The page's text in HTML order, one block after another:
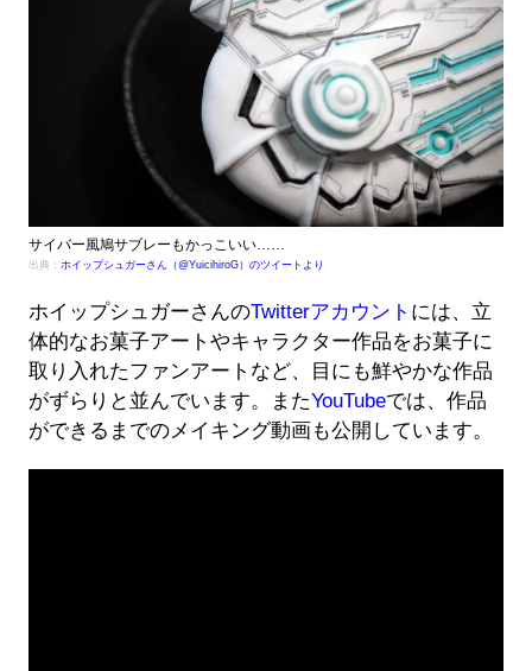
サイバー風鳩サブレーもかっこいい……
出典： ホイップシュガーさん（@YuicihiroG）のツイートより
ホイップシュガーさんのTwitterアカウント には、立
体的なお菓子アートやキャラクター作品をお菓子に
取り入れたファンアートなど、目にも鮮やかな作品
がずらりと並んでいます。またYouTubeでは、作品
ができるまでのメイキング動画も公開しています。